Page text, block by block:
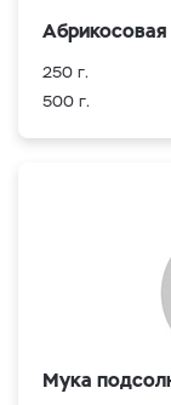
250 г.
500 г.
Мука